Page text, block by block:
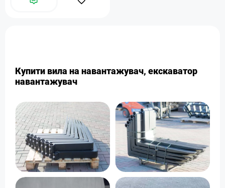
Купити вила на навантажувач, екскаватор
навантажувач